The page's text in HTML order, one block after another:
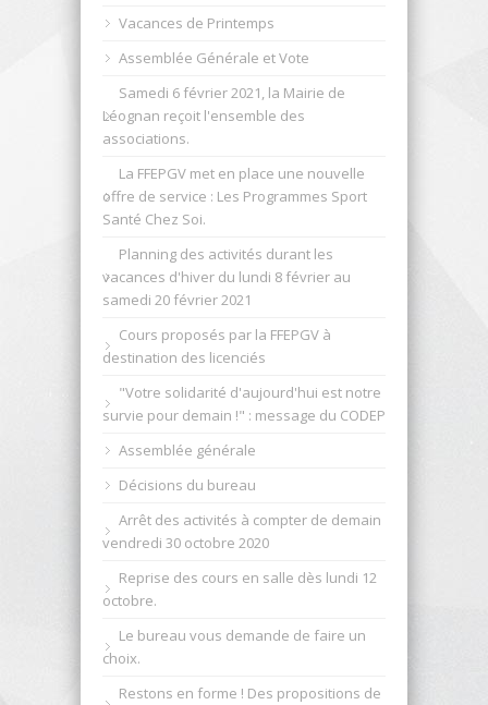
Vacances de Printemps
Assemblée Générale et Vote
Samedi 6 février 2021, la Mairie de
Léognan reçoit l'ensemble des
associations.
La FFEPGV met en place une nouvelle
offre de service : Les Programmes Sport
Santé Chez Soi.
Planning des activités durant les
vacances d'hiver du lundi 8 février au
samedi 20 février 2021
Cours proposés par la FFEPGV à
destination des licenciés
"Votre solidarité d'aujourd'hui est notre
survie pour demain !" : message du CODEP
Assemblée générale
Décisions du bureau
Arrêt des activités à compter de demain
vendredi 30 octobre 2020
Reprise des cours en salle dès lundi 12
octobre.
Le bureau vous demande de faire un
choix.
Restons en forme ! Des propositions de